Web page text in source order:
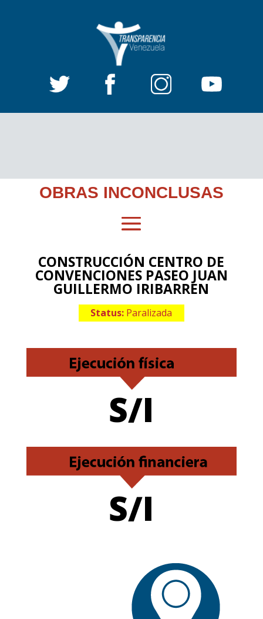
OBRAS INCONCLUSAS
CONSTRUCCIÓN CENTRO DE
CONVENCIONES PASEO JUAN
GUILLERMO IRIBARREN
Status: Paralizada
S/I
S/I